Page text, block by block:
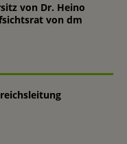
von Dr. Heino
von dm